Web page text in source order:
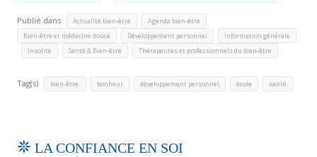
Publié dans Actualité bien-être Agenda bien-être
Bien-être et médecine douce Développement personnel Information générale
Insolite Santé & Bien-être Thérapeutes et professionnels du bien-être
Tag(s) bien-être. bonheur développement personnel école santé
LA CONFIANCE EN SOI